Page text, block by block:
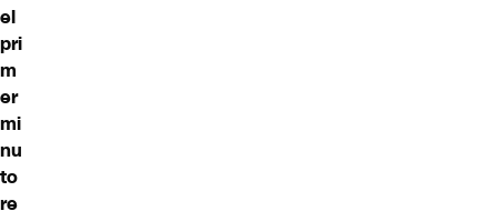
el
pri
m
er
mi
nu
to
re